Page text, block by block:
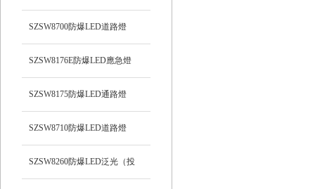
SZSW8700防爆LED道路燈
SZSW8176E防爆LED應急燈
SZSW8175防爆LED通路燈
SZSW8710防爆LED道路燈
SZSW8260防爆LED泛光（投